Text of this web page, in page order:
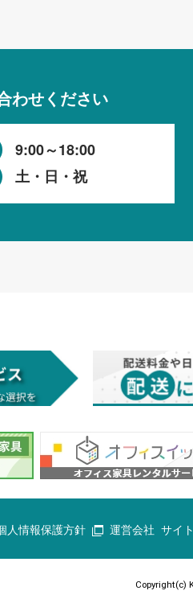
わせください
9:00～18:00
土・日・祝
人情報保護方針 運営会社 サイ
Copyright(c)